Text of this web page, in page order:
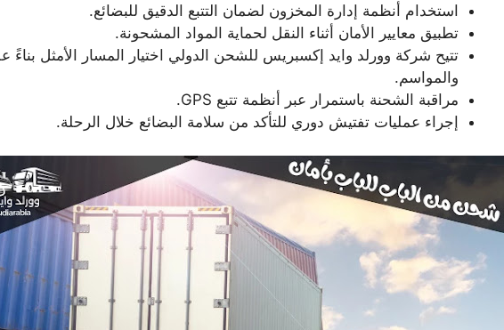
استخدام أنظمة إدارة المخزون لضمان التتبع الدقيق للبضائع.
تطبيق معايير الأمان أثناء النقل لحماية المواد المشحونة.
تتيح شركة وورلد وايد إكسبريس للشحن الدولي اختيار المسار الأمثل بناءً
والمواسم.
مراقبة الشحنة باستمرار عبر أنظمة تتبع GPS.
إجراء عمليات تفتيش دوري للتأكد من سلامة البضائع خلال الرحلة.